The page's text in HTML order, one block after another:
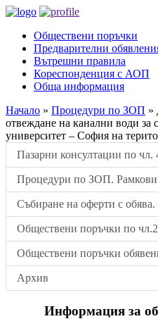
Обществени поръчки
Предварителни
Вътрешни правила
Кореспонденция с АОП
Обща информация
Начало » Процедури по ЗОП »
отвеждане на канални води за
университет – София на
Пазарни консултации по
Процедури по ЗОП. Рамкови
Събиране на оферти с
Обществени поръчки по
Обществени поръчки
Архив
Информация за